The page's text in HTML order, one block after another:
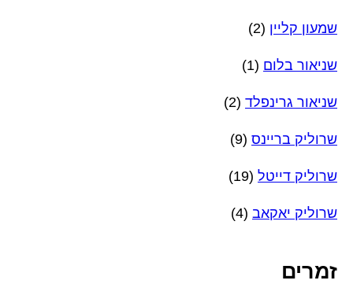
שמעון קליין (2)
שניאור בלום (1)
שניאור גרינפלד (2)
שרוליק בריינס (9)
שרוליק דייטל (19)
שרוליק יאקאב (4)
זמרים